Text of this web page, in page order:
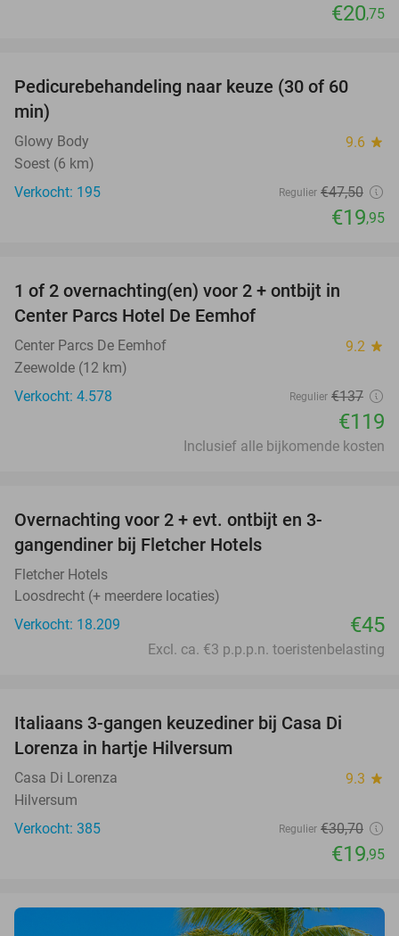
€20,75
58%
Pedicurebehandeling naar keuze (30 of 60
min)
Glowy Body 9.6 star
Soest (6 km)
Verkocht: 195
Regulier €47,50
€19,95
1 of 2 overnachting(en) voor 2 + ontbijt in
Center Parcs Hotel De Eemhof
Center Parcs De Eemhof 9.2 star
Zeewolde (12 km)
Verkocht: 4.578
Regulier €137
€119
Inclusief alle bijkomende kosten
Overnachting voor 2 + evt. ontbijt en 3-
gangendiner bij Fletcher Hotels
Fletcher Hotels
Loosdrecht (+ meerdere locaties)
Verkocht: 18.209
€45
Excl. ca. €3 p.p.p.n. toeristenbelasting
Italiaans 3-gangen keuzediner bij Casa Di
Lorenza in hartje Hilversum
Casa Di Lorenza 9.3 star
Hilversum
Verkocht: 385
Regulier €30,70
€19,95